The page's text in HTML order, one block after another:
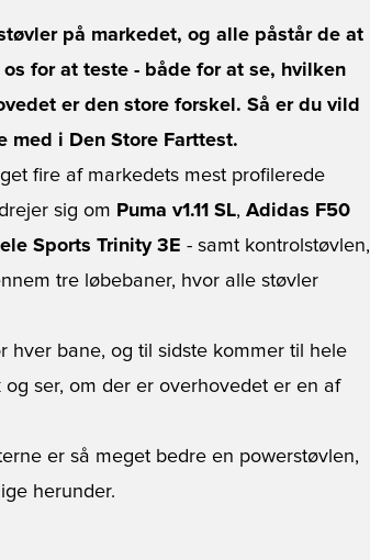
på markedet, og alle påstår de at
for at teste - både for at se, hvilken
er den store forskel. Så er du vild
i Den Store Farttest.
fire af markedets mest profilerede
sig om Puma v1.11 SL, Adidas F50
Sports Trinity 3E - samt kontrolstøvlen,
tre løbebaner, hvor alle støvler
hver bane, og til sidste kommer til hele
ser, om der er overhovedet er en af
er så meget bedre en powerstøvlen,
herunder.